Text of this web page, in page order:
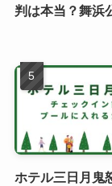
判は本当？舞浜
ホテル三日月鬼